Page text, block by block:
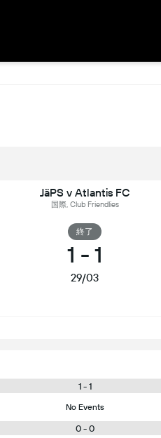
JäPS v Atlantis FC
国際, Club Friendlies
終了
1 - 1
29/03
1 - 1
No Events
0 - 0